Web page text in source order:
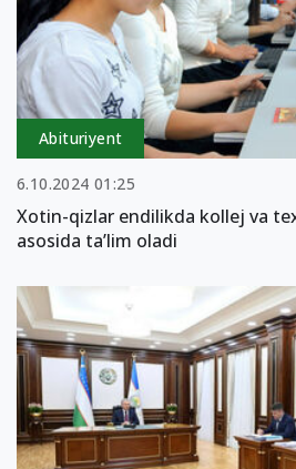
Abituriyent
6.10.2024 01:25
Xotin-qizlar endilikda kollej va
asosida ta’lim oladi